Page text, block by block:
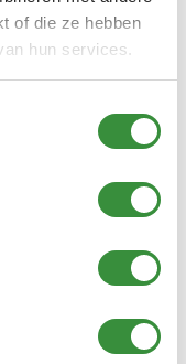
of die ze hebben
hun services.